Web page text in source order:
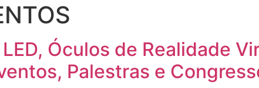
Óculos de Realidade
Palestras e